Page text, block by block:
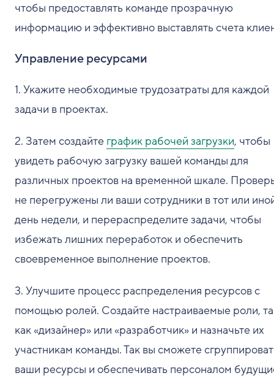
чтобы предоставлять команде прозрачную
информацию и эффективно выставлять счета
Управление ресурсами
1. Укажите необходимые трудозатраты для каждой
задачи в проектах.
2. Затем создайте график рабочей загрузки, чтобы
увидеть рабочую загрузку вашей команды для
различных проектов на временной шкале.
не перегружены ли ваши сотрудники в тот или
день недели, и перераспределите задачи, чтобы
избежать лишних переработок и обеспечить
своевременное выполнение проектов.
3. Улучшите процесс распределения ресурсов с
помощью ролей. Создайте настраиваемые роли,
как «дизайнер» или «разработчик» и назначьте их
участникам команды. Так вы сможете
ваши ресурсы и обеспечивать персоналом